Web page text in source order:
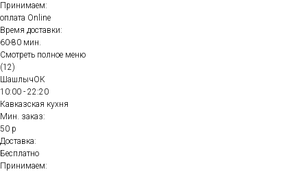
Принимаем:
оплата Online
Время доставки:
60-80 мин.
Смотреть полное меню
(12)
ШашлычОК
10:00 - 22:20
Кавказская кухня
Мин. заказ:
50 р
Доставка:
Бесплатно
Принимаем: